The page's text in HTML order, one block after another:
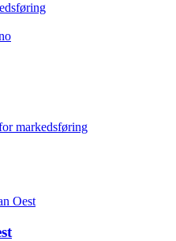
markedsføring